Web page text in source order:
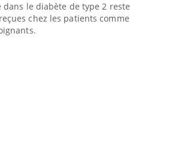
dans le diabète de type 2 reste
chez les patients comme